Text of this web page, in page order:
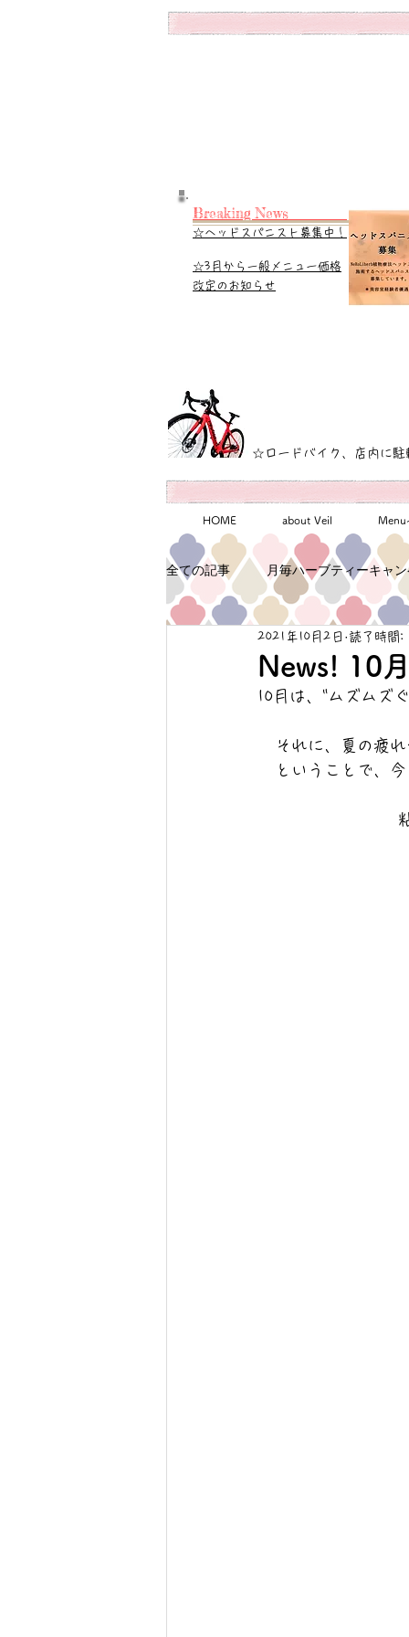
Breaking News
☆ヘッドスパニスト募集中！
​☆3月から一般メニュー価格
改定のお知らせ
☆ロードバイク、店内に
HOME about Veil
全ての記事 月毎ハーブティーキャ
News! 10
2021年10月2日 読了時間:
10月は、"ムズムズ
それに、夏の疲
ということで、